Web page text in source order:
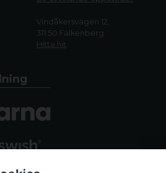
Vindåkersvägen 12,
311 50 Falkenberg
Hitta hit